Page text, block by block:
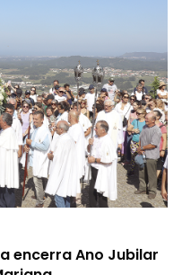
encerra Ano Jubilar